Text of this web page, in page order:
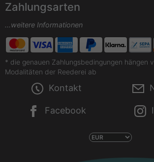
Zahlungsarten
...weitere Informationen
* die genauen Zahlungsbedingungen hängen
Modalitäten der Reederei ab
Kontakt
Facebook